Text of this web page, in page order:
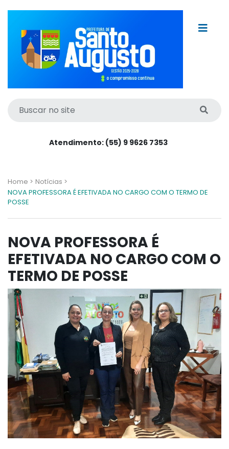
Atendimento: (55) 9 9626 7353
Home > Notícias >
NOVA PROFESSORA É EFETIVADA NO CARGO COM O TERMO DE
POSSE
NOVA PROFESSORA É
EFETIVADA NO CARGO COM O
TERMO DE POSSE